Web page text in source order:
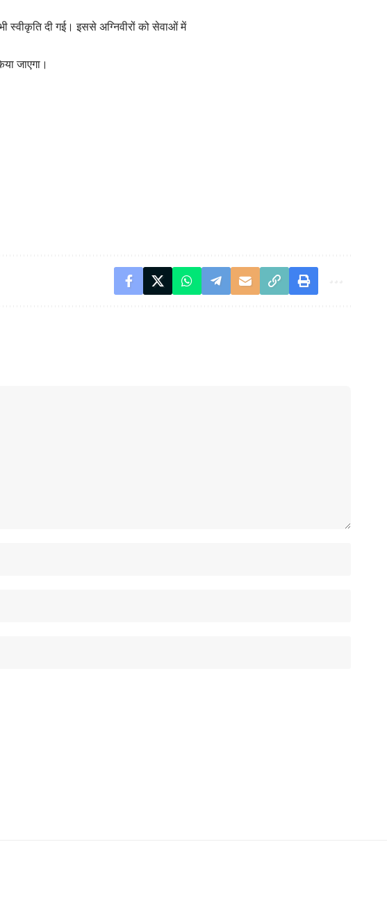
स्वीकृति दी गई। इससे अग्निवीरों को सेवाओं में
जाएगा।